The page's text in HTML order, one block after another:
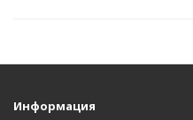
Информация